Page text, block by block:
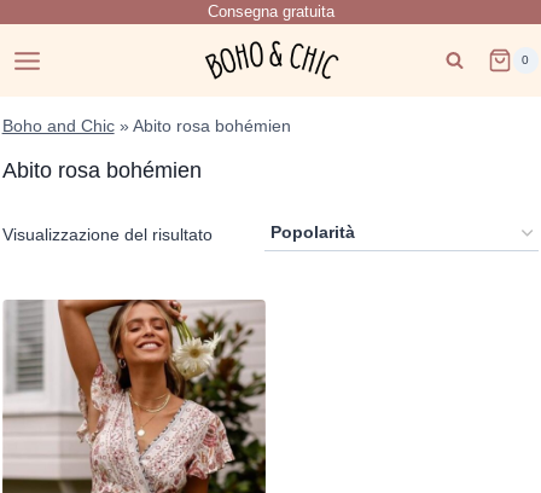
contenuto
Consegna gratuita
0
Boho and Chic» Abito rosa bohémien
Abito rosa bohémien
Visualizzazione del risultato